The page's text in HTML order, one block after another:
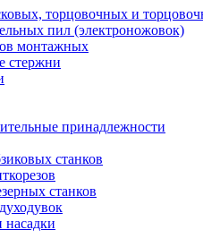
торцовочных и
пил (электроножовок)
монтажных
стержни
принадлежности
станков
станков
насадки